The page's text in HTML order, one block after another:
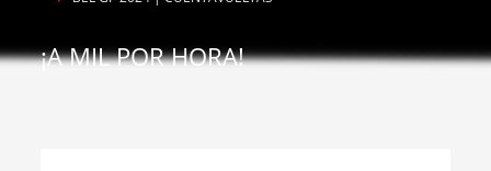
¡A MIL POR HORA!